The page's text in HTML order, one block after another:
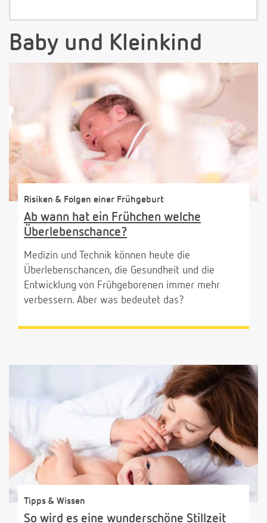
Baby und Kleinkind
Risiken & Folgen einer Frühgeburt
Ab wann hat ein Frühchen welche
Überlebenschance?
Medizin und Technik können heute die
Überlebenschancen, die Gesundheit und die
Entwicklung von Frühgeborenen immer mehr
verbessern. Aber was bedeutet das?
Tipps & Wissen
So wird es eine wunderschöne Stillzeit